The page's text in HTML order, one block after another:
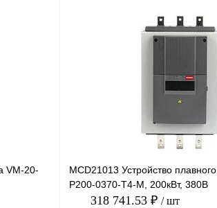
VM-20-
MCD21013 Устройство
P200-0370-T4-M, 200кВт, 380В
318 741.53 ₽ / шт